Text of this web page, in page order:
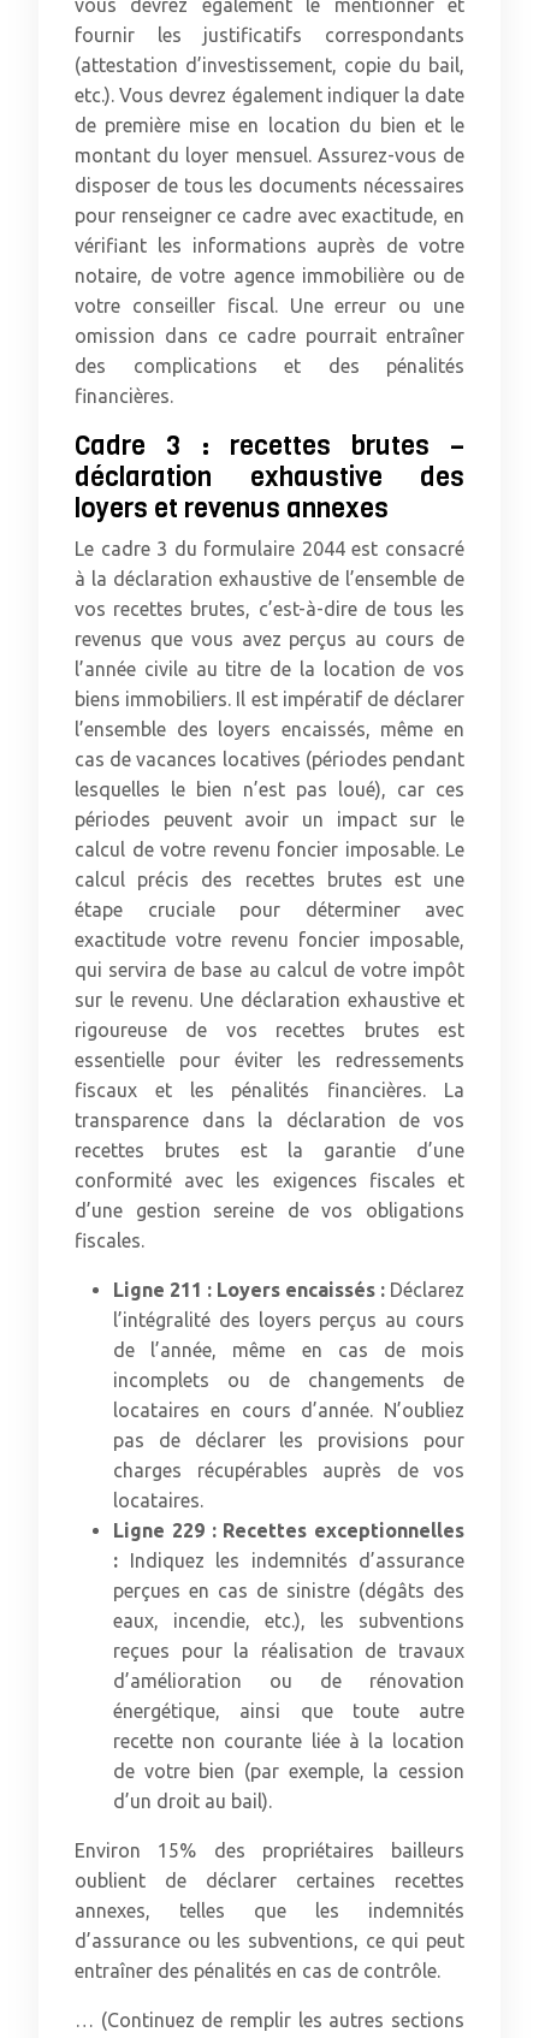
vous devrez également le mentionner et
fournir les justificatifs correspondants
(attestation d’investissement, copie du bail,
etc.). Vous devrez également indiquer la date
de première mise en location du bien et le
montant du loyer mensuel. Assurez-vous de
disposer de tous les documents nécessaires
pour renseigner ce cadre avec exactitude, en
vérifiant les informations auprès de votre
notaire, de votre agence immobilière ou de
votre conseiller fiscal. Une erreur ou une
omission dans ce cadre pourrait entraîner
des complications et des pénalités
financières.
Cadre 3 : recettes brutes –
déclaration exhaustive des
loyers et revenus annexes
Le cadre 3 du formulaire 2044 est consacré
à la déclaration exhaustive de l’ensemble de
vos recettes brutes, c’est-à-dire de tous les
revenus que vous avez perçus au cours de
l’année civile au titre de la location de vos
biens immobiliers. Il est impératif de déclarer
l’ensemble des loyers encaissés, même en
cas de vacances locatives (périodes pendant
lesquelles le bien n’est pas loué), car ces
périodes peuvent avoir un impact sur le
calcul de votre revenu foncier imposable. Le
calcul précis des recettes brutes est une
étape cruciale pour déterminer avec
exactitude votre revenu foncier imposable,
qui servira de base au calcul de votre impôt
sur le revenu. Une déclaration exhaustive et
rigoureuse de vos recettes brutes est
essentielle pour éviter les redressements
fiscaux et les pénalités financières. La
transparence dans la déclaration de vos
recettes brutes est la garantie d’une
conformité avec les exigences fiscales et
d’une gestion sereine de vos obligations
fiscales.
Ligne 211 : Loyers encaissés : Déclarez
l’intégralité des loyers perçus au cours
de l’année, même en cas de mois
incomplets ou de changements de
locataires en cours d’année. N’oubliez
pas de déclarer les provisions pour
charges récupérables auprès de vos
locataires.
Ligne 229 : Recettes exceptionnelles
: Indiquez les indemnités d’assurance
perçues en cas de sinistre (dégâts des
eaux, incendie, etc.), les subventions
reçues pour la réalisation de travaux
d’amélioration ou de rénovation
énergétique, ainsi que toute autre
recette non courante liée à la location
de votre bien (par exemple, la cession
d’un droit au bail).
Environ 15% des propriétaires bailleurs
oublient de déclarer certaines recettes
annexes, telles que les indemnités
d’assurance ou les subventions, ce qui peut
entraîner des pénalités en cas de contrôle.
… (Continuez de remplir les autres sections